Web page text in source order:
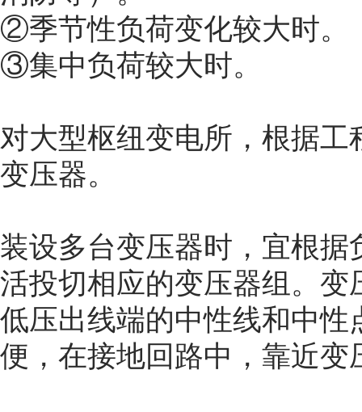
②季节性负荷变化较大时。
③集中负荷较大时。
对大型枢纽变电所，根据
变压器。
装设多台变压器时，宜根
活投切相应的变压器组。
低压出线端的中性线和中
便，在接地回路中，靠近